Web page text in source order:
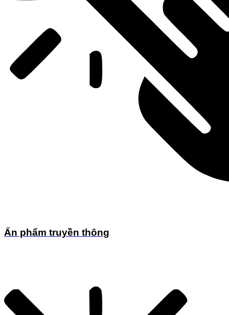
Ấn phẩm truyền thông